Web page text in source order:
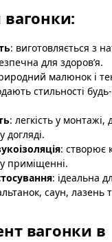
вагонки:
: виготовляється з
для здоров’я.
малюнок і
стильності
: легкість у монтажі,
догляді.
: створює
приміщенні.
: ідеальна
саун, лазень
вагонки в